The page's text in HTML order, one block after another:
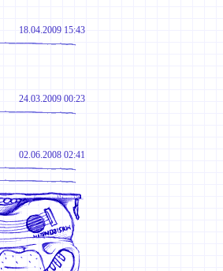
18.04.2009 15:43
24.03.2009 00:23
02.06.2008 02:41